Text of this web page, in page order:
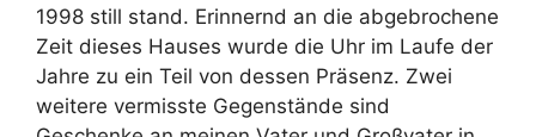
1998 still stand. Erinnernd an die abgebrochene
Zeit dieses Hauses wurde die Uhr im Laufe der
Jahre zu ein Teil von dessen Präsenz. Zwei
weitere vermisste Gegenstände sind